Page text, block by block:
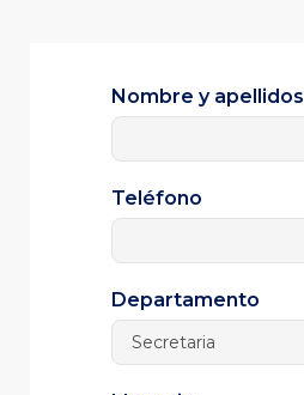
Nombre y apellidos
Teléfono
Departamento